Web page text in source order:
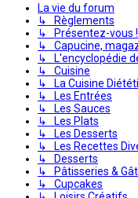
La vie du forum
↳ Règlements
↳ Présentez-vous !
↳ Capucine,
↳ L'encyclopédie
↳ Cuisine
↳ La Cuisine
↳ Les Entrées
↳ Les Sauces
↳ Les Plats
↳ Les Desserts
↳ Les Recettes
↳ Desserts
↳ Pâtisseries &
↳ Cupcakes